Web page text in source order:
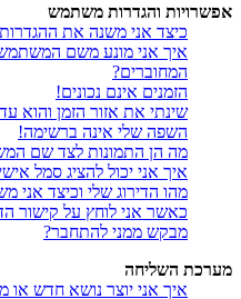
אפשרויות והגדרות משתמש
כיצד אני משנה את
איך אני מונע משם
המחוברים?
הזמנים אינם נכונים!
שינתי את אזור הזמן והוא
השפה שלי אינה ברשימה!
מה הן התמונות לצד שם
איך אני יכול להציג סמל
מהו הדירוג שלי וכיצד אני
כאשר אני לוחץ על קישור
מבקש ממני להתחבר?
מערכת השליחה
איך אני יוצר נושא חדש או